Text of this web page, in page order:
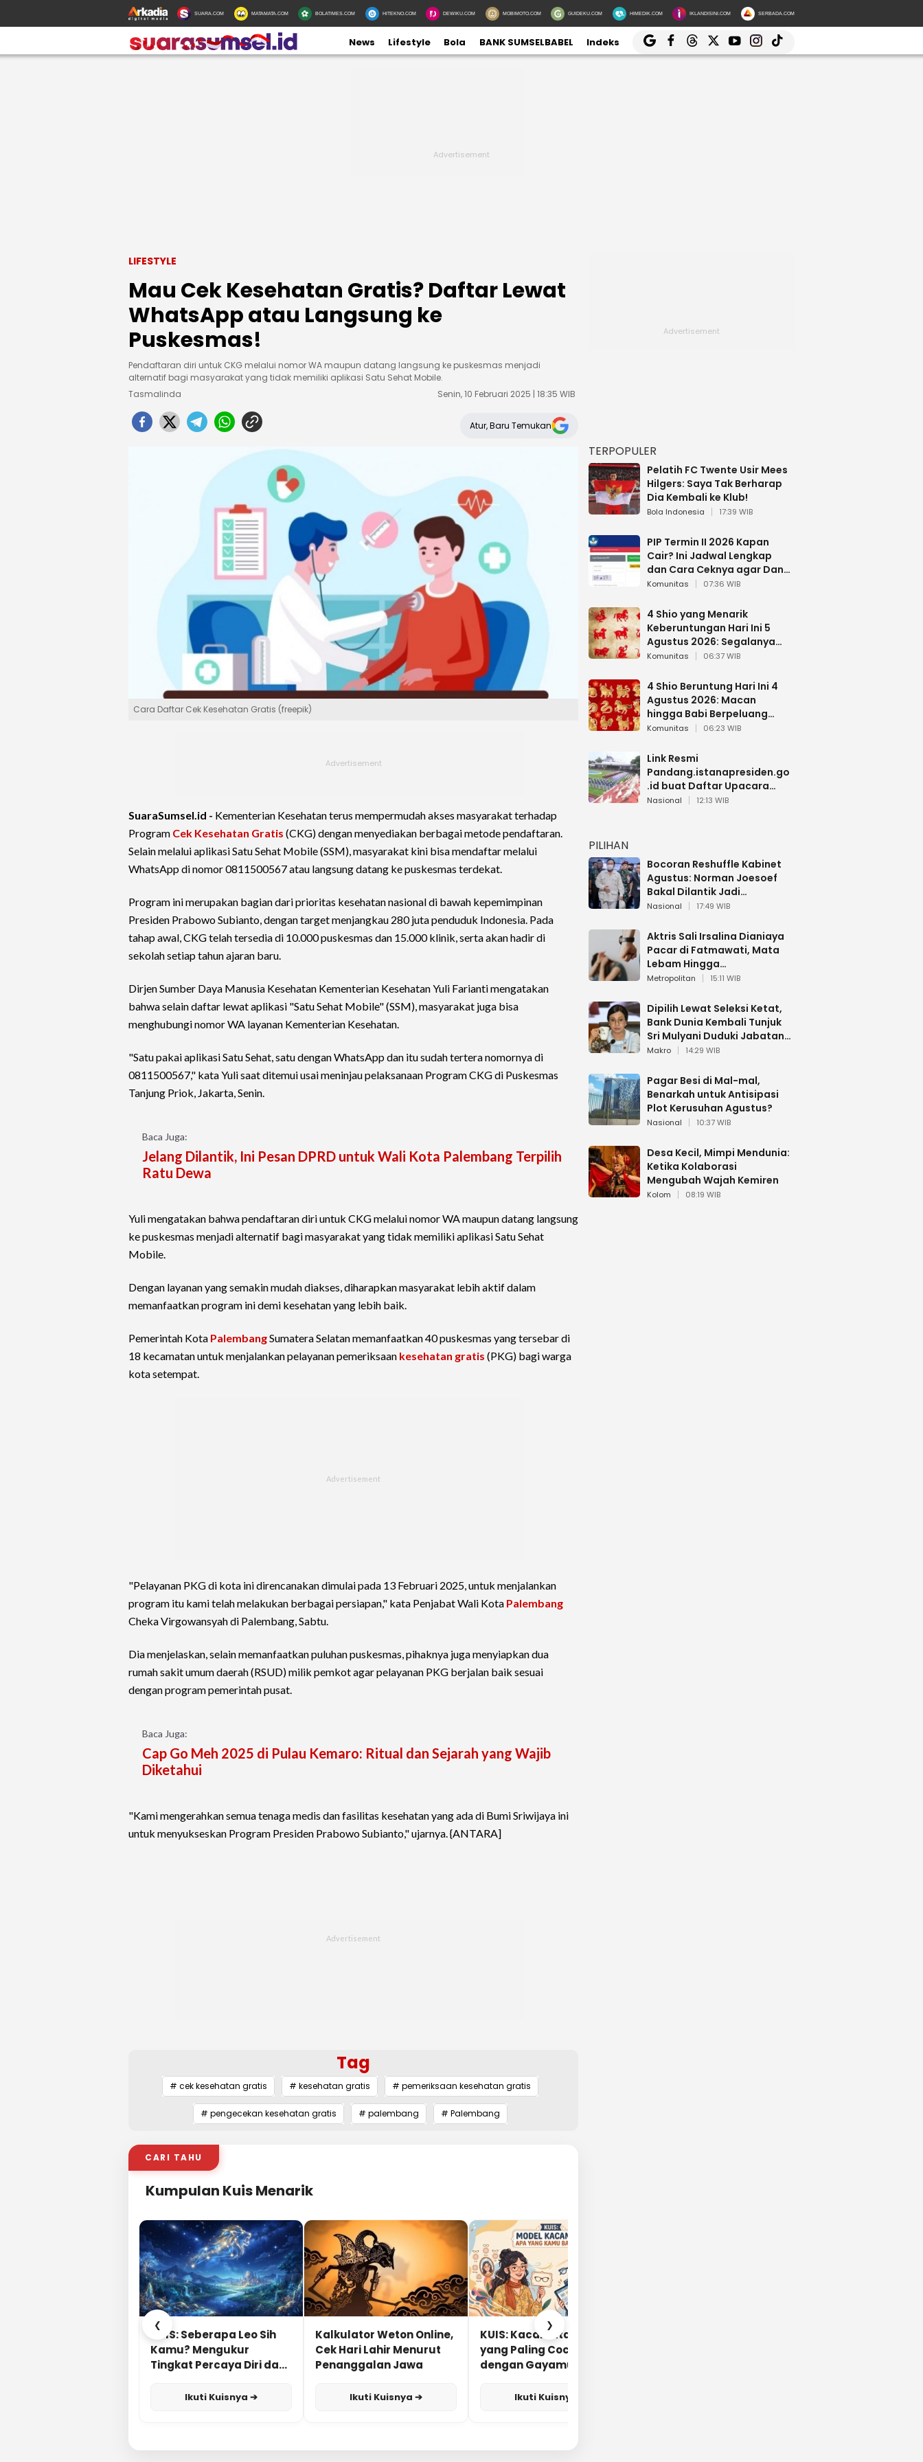
SUARA.COM MATAMATA.COM BOLATIMES.COM HITEKNO.COM DEWIKU.COM MOBIMOTO.COM GUIDEKU.COM HIMEDIK.COM IKLANDISINI.COM SERBADA.COM
News Lifestyle Bola BANK SUMSELBABEL Indeks
LIFESTYLE
Mau Cek Kesehatan Gratis? Daftar Lewat
WhatsApp atau Langsung ke
Puskesmas!
Pendaftaran diri untuk CKG melalui nomor WA maupun datang langsung ke puskesmas menjadi
alternatif bagi masyarakat yang tidak memiliki aplikasi Satu Sehat Mobile.
Tasmalinda
Senin, 10 Februari 2025 | 18:35 WIB
Atur, Baru Temukan
Cara Daftar Cek Kesehatan Gratis (freepik)
SuaraSumsel.id - Kementerian Kesehatan terus mempermudah akses masyarakat terhadap
Program Cek Kesehatan Gratis (CKG) dengan menyediakan berbagai metode pendaftaran.
Selain melalui aplikasi Satu Sehat Mobile (SSM), masyarakat kini bisa mendaftar melalui
WhatsApp di nomor 0811500567 atau langsung datang ke puskesmas terdekat.
Program ini merupakan bagian dari prioritas kesehatan nasional di bawah kepemimpinan
Presiden Prabowo Subianto, dengan target menjangkau 280 juta penduduk Indonesia. Pada
tahap awal, CKG telah tersedia di 10.000 puskesmas dan 15.000 klinik, serta akan hadir di
sekolah setiap tahun ajaran baru.
Dirjen Sumber Daya Manusia Kesehatan Kementerian Kesehatan Yuli Farianti mengatakan
bahwa selain daftar lewat aplikasi "Satu Sehat Mobile" (SSM), masyarakat juga bisa
menghubungi nomor WA layanan Kementerian Kesehatan.
"Satu pakai aplikasi Satu Sehat, satu dengan WhatsApp dan itu sudah tertera nomornya di
0811500567," kata Yuli saat ditemui usai meninjau pelaksanaan Program CKG di Puskesmas
Tanjung Priok, Jakarta, Senin.
Baca Juga:
Jelang Dilantik, Ini Pesan DPRD untuk Wali Kota Palembang Terpilih
Ratu Dewa
Yuli mengatakan bahwa pendaftaran diri untuk CKG melalui nomor WA maupun datang langsung
ke puskesmas menjadi alternatif bagi masyarakat yang tidak memiliki aplikasi Satu Sehat
Mobile.
Dengan layanan yang semakin mudah diakses, diharapkan masyarakat lebih aktif dalam
memanfaatkan program ini demi kesehatan yang lebih baik.
Pemerintah Kota PalembangSumatera Selatan memanfaatkan 40 puskesmas yang tersebar di
18 kecamatan untuk menjalankan pelayanan pemeriksaan kesehatan gratis (PKG) bagi warga
kota setempat.
"Pelayanan PKG di kota ini direncanakan dimulai pada 13 Februari 2025, untuk menjalankan
program itu kami telah melakukan berbagai persiapan," kata Penjabat Wali Kota Palembang
Cheka Virgowansyah di Palembang, Sabtu.
Dia menjelaskan, selain memanfaatkan puluhan puskesmas, pihaknya juga menyiapkan dua
rumah sakit umum daerah (RSUD) milik pemkot agar pelayanan PKG berjalan baik sesuai
dengan program pemerintah pusat.
Baca Juga:
Cap Go Meh 2025 di Pulau Kemaro: Ritual dan Sejarah yang Wajib
Diketahui
"Kami mengerahkan semua tenaga medis dan fasilitas kesehatan yang ada di Bumi Sriwijaya ini
untuk menyukseskan Program Presiden Prabowo Subianto," ujarnya. {ANTARA]
Tag
# cek kesehatan gratis # kesehatan gratis # pemeriksaan kesehatan gratis
# pengecekan kesehatan gratis # palembang # Palembang
CARI TAHU
Kumpulan Kuis Menarik
❮
KUIS: Seberapa Leo Sih
Kamu? Mengukur
Tingkat Percaya Diri dan
Ikuti Kuisnya ➔
Kalkulator Weton Online,
Cek Hari Lahir Menurut
Penanggalan Jawa
Ikuti Kuisnya ➔
KUIS: Kacamata Apa
yang Paling Cocok
dengan Gayamu?
Ikuti Kuisnya ➔
❯
TERPOPULER
Pelatih FC Twente Usir Mees
Hilgers: Saya Tak Berharap
Dia Kembali ke Klub!
Bola Indonesia 17:39 WIB
PIP Termin II 2026 Kapan
Cair? Ini Jadwal Lengkap
dan Cara Ceknya agar Dana
Tidak Hangus!
Komunitas 07:36 WIB
4 Shio yang Menarik
Keberuntungan Hari Ini 5
Agustus 2026: Segalanya
Berjalan Lancar
Komunitas 06:37 WIB
4 Shio Beruntung Hari Ini 4
Agustus 2026: Macan
hingga Babi Berpeluang
Dapat Kabar Baik
Komunitas 06:23 WIB
Link Resmi
Pandang.istanapresiden.go
.id buat Daftar Upacara
Bendera HUT RI di Istana
Nasional 12:13 WIB
PILIHAN
Bocoran Reshuffle Kabinet
Agustus: Norman Joesoef
Bakal Dilantik Jadi
Wamenhan RI
Nasional 17:49 WIB
Aktris Sali Irsalina Dianiaya
Pacar di Fatmawati, Mata
Lebam Hingga
Diselamatkan Polantas
Metropolitan 15:11 WIB
Dipilih Lewat Seleksi Ketat,
Bank Dunia Kembali Tunjuk
Sri Mulyani Duduki Jabatan
Strategis
Makro 14:29 WIB
Pagar Besi di Mal-mal,
Benarkah untuk Antisipasi
Plot Kerusuhan Agustus?
Nasional 10:37 WIB
Desa Kecil, Mimpi Mendunia:
Ketika Kolaborasi
Mengubah Wajah Kemiren
Kolom 08:19 WIB